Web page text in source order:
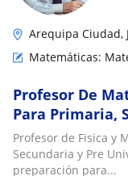
Arequipa Ciudad,
Matemáticas:
Profesor De
Para Primaria,
Profesor de Fisica y
Secundaria y Pre
preparación para...